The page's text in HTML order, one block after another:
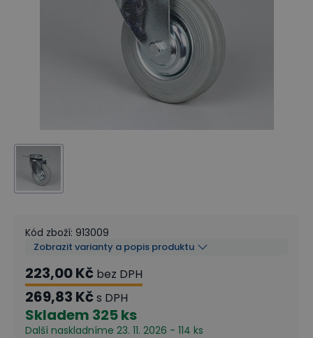
Kód zboží: 913009
Zobrazit varianty a popis produktu
223,00 Kč bez DPH
269,83 Kčs DPH
Skladem 325 ks
Další naskladníme 23. 11. 2026 - 114 ks